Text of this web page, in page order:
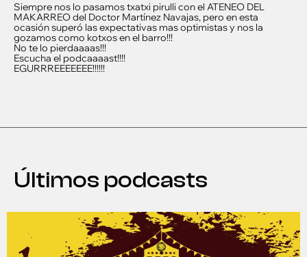
Siempre nos lo pasamos txatxi pirulli con el ATENEO DEL
MAKARREO del Doctor Martínez Navajas, pero en esta
ocasión superó las expectativas mas optimistas y nos la
gozamos como kotxos en el barro!!!
No te lo pierdaaaas!!!
Escucha el podcaaaast!!!!
EGURRREEEEEEE!!!!!!
Últimos podcasts